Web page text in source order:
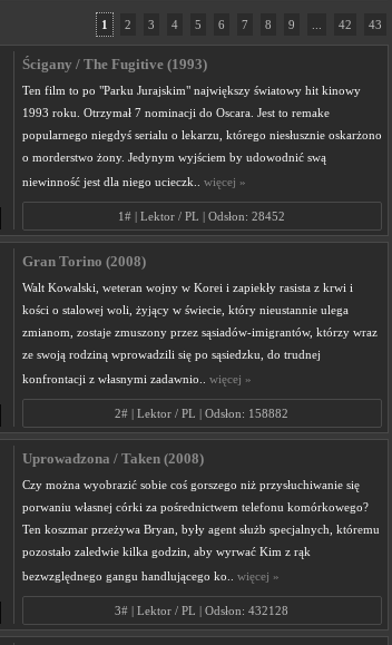
1 2 3 4 5 6 7 8 9 42 43
Ścigany / The Fugitive (1993)
Ten film to po "Parku Jurajskim" największy światowy hit kinowy
1993 roku. Otrzymał 7 nominacji do Oscara. Jest to remake
popularnego niegdyś serialu o lekarzu, którego niesłusznie oskarżono
o morderstwo żony. Jedynym wyjściem by udowodnić swą
niewinność jest dla niego ucieczk.. więcej »
1# | Lektor / PL | Odsłon: 28452
Gran Torino (2008)
Walt Kowalski, weteran wojny w Korei i zapiekły rasista z krwi i
kości o stalowej woli, żyjący w świecie, który nieustannie ulega
zmianom, zostaje zmuszony przez sąsiadów-imigrantów, którzy wraz
ze swoją rodziną wprowadzili się po sąsiedzku, do trudnej
konfrontacji z własnymi zadawnio.. więcej »
2# | Lektor / PL | Odsłon: 158882
Uprowadzona / Taken (2008)
Czy można wyobrazić sobie coś gorszego niż przysłuchiwanie się
porwaniu własnej córki za pośrednictwem telefonu komórkowego?
Ten koszmar przeżywa Bryan, były agent służb specjalnych, któremu
pozostało zaledwie kilka godzin, aby wyrwać Kim z rąk
bezwzględnego gangu handlującego ko.. więcej »
3# | Lektor / PL | Odsłon: 432128